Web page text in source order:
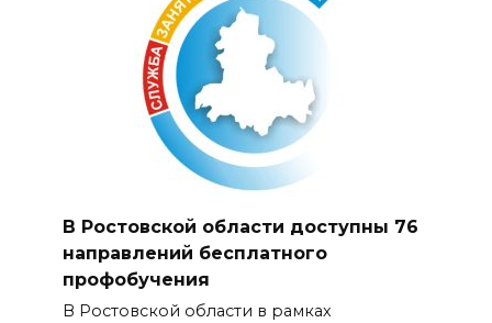
В Ростовской области доступны 76
направлений бесплатного
профобучения
В Ростовской области в рамках